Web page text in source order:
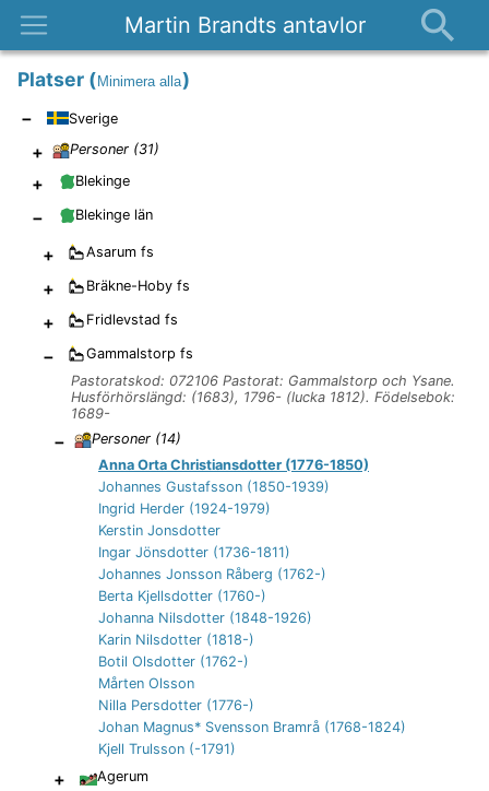
Martin Brandts antavlor
Platser
Kontakt
Platser (Minimera alla)
− Sverige
+ Personer (31)
+ Blekinge
− Blekinge län
+ Asarum fs
+ Bräkne-Hoby fs
+ Fridlevstad fs
− Gammalstorp fs
Pastoratskod: 072106 Pastorat: Gammalstorp och Ysane.
Husförhörslängd: (1683), 1796- (lucka 1812). Födelsebok:
1689-
− Personer (14)
Anna Orta Christiansdotter (1776-1850)
Johannes Gustafsson (1850-1939)
Ingrid Herder (1924-1979)
Kerstin Jonsdotter
Ingar Jönsdotter (1736-1811)
Johannes Jonsson Råberg (1762-)
Berta Kjellsdotter (1760-)
Johanna Nilsdotter (1848-1926)
Karin Nilsdotter (1818-)
Botil Olsdotter (1762-)
Mårten Olsson
Nilla Persdotter (1776-)
Johan Magnus* Svensson Bramrå (1768-1824)
Kjell Trulsson (-1791)
+ Agerum